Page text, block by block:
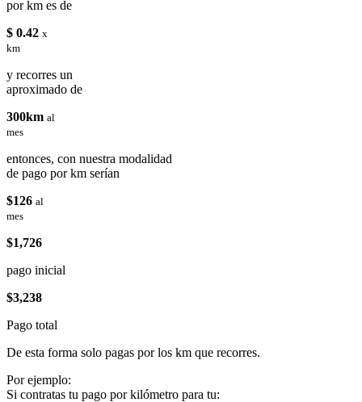
por km es de
$ 0.42 x
km
y recorres un
aproximado de
300km al
mes
entonces, con nuestra modalidad
de pago por km serían
$126 al
mes
$1,726
pago inicial
$3,238
Pago total
De esta forma solo pagas por los km que recorres.
Por ejemplo:
Si contratas tu pago por kilómetro para tu: